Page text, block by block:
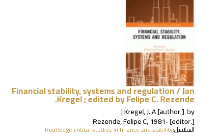
Financial stability, systems and regulation /Jan
Kregel ; edited by Felipe C. Rezende.
by
Kregel, J. A[author.]
Rezende, Felipe C, 1981-[editor.]
السلاسل:Routledge critical studies in finance and stability